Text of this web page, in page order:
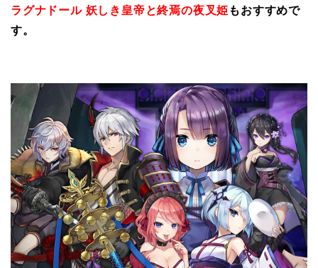
ラグナドール 妖しき皇帝と終焉の夜叉姫 もおすすめで
す。